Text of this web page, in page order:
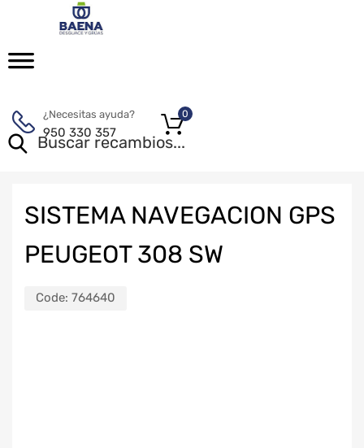
¿Necesitas ayuda?
950 330 357
0
SISTEMA NAVEGACION GPS
PEUGEOT 308 SW
Code: 764640